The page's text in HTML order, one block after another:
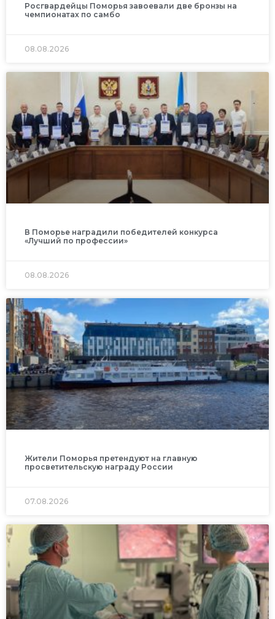
Росгвардейцы Поморья завоевали две бронзы на
чемпионатах по самбо
08.08.2026
В Поморье наградили победителей конкурса
«Лучший по профессии»
08.08.2026
Жители Поморья претендуют на главную
просветительскую награду России
07.08.2026